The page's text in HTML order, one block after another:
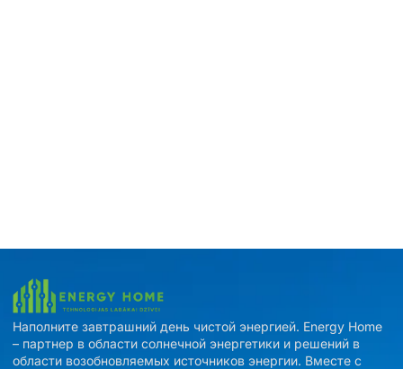
Наполните завтрашний день чистой энергией. Energy Home
– партнер в области солнечной энергетики и решений в
области возобновляемых источников энергии. Вместе с